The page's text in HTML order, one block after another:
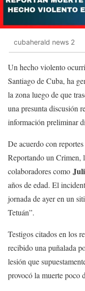
cubaherald news 2
Un hecho violento
Santiago de Cuba, ha
la zona luego de que
una presunta discusión
información preliminar
De acuerdo con
Reportando un Crimen,
colaboradores como
años de edad. El
jornada de ayer en un
Tetuán”.
Testigos citados en los
recibido una puñalada
lesión que
provocó la muerte poco